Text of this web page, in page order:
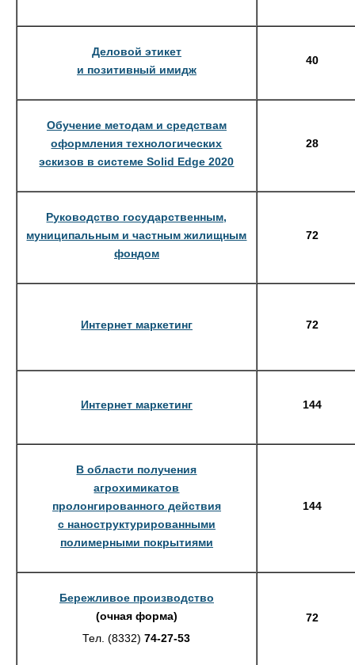
Деловой этикет
и позитивный имидж
40
Обучение методам и средствам
оформления технологических
эскизов в системе Solid Edge 2020
28
Руководство государственным,
муниципальным и частным жилищным
фондом
72
Интернет маркетинг 72
Интернет маркетинг 144
В области получения
агрохимикатов
пролонгированного действия
с наноструктурированными
полимерными покрытиями
144
Бережливое производство
(очная форма)
Тел. (8332)74-27-53
72